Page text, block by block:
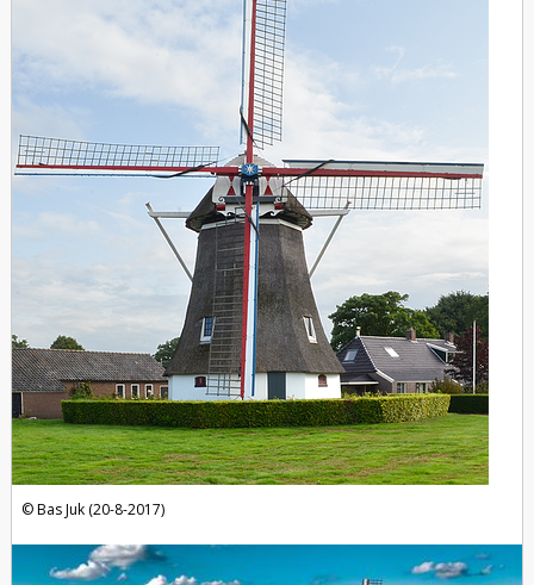
Bas Juk (20-8-2017)